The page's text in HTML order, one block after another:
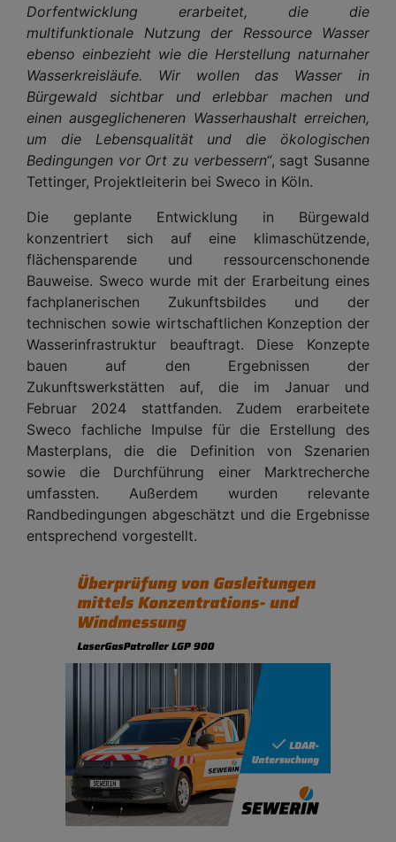
Dorfentwicklung erarbeitet, die die
multifunktionale Nutzung der Ressource Wasser
ebenso einbezieht wie die Herstellung naturnaher
Wasserkreisläufe. Wir wollen das Wasser in
Bürgewald sichtbar und erlebbar machen und
einen ausgeglicheneren Wasserhaushalt erreichen,
um die Lebensqualität und die ökologischen
Bedingungen vor Ort zu verbessern“, sagt Susanne
Tettinger, Projektleiterin bei Sweco in Köln.
Die geplante Entwicklung in Bürgewald
konzentriert sich auf eine klimaschützende,
flächensparende und ressourcenschonende
Bauweise. Sweco wurde mit der Erarbeitung eines
fachplanerischen Zukunftsbildes und der
technischen sowie wirtschaftlichen Konzeption der
Wasserinfrastruktur beauftragt. Diese Konzepte
bauen auf den Ergebnissen der
Zukunftswerkstätten auf, die im Januar und
Februar 2024 stattfanden. Zudem erarbeitete
Sweco fachliche Impulse für die Erstellung des
Masterplans, die die Definition von Szenarien
sowie die Durchführung einer Marktrecherche
umfassten. Außerdem wurden relevante
Randbedingungen abgeschätzt und die Ergebnisse
entsprechend vorgestellt.